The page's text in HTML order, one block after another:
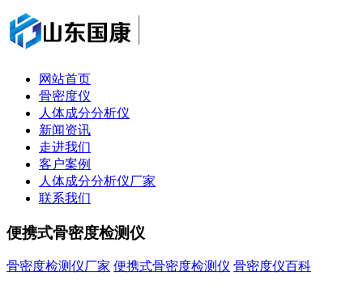
网站首页
骨密度仪
人体成分分析仪
新闻资讯
走进我们
客户案例
人体成分分析仪厂家
联系我们
便携式骨密度检测仪
骨密度检测仪厂家 便携式骨密度检测仪 骨密度仪百科